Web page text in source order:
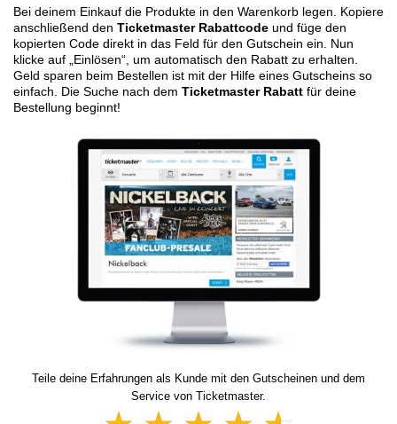
Bei deinem Einkauf die Produkte in den Warenkorb legen. Kopiere
anschließend den Ticketmaster Rabattcode und füge den
kopierten Code direkt in das Feld für den Gutschein ein. Nun
klicke auf „Einlösen“, um automatisch den Rabatt zu erhalten.
Geld sparen beim Bestellen ist mit der Hilfe eines Gutscheins so
einfach. Die Suche nach dem Ticketmaster Rabatt für deine
Bestellung beginnt!
Teile deine Erfahrungen als Kunde mit den Gutscheinen und dem
Service von Ticketmaster.